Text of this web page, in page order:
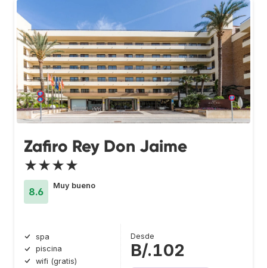
Zafiro Rey Don Jaime
★★★★
8.6
Muy bueno
spa
piscina
wifi (gratis)
Desde
B/.102